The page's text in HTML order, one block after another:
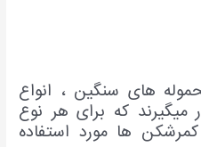
های سنگین ، انواع
میگیرند که برای هر نوع
ها مورد استفاده